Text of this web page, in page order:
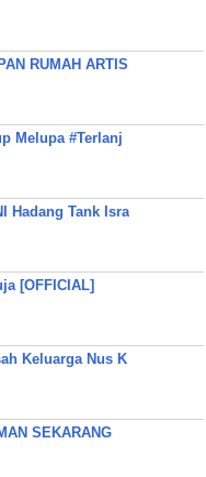
RUMAH ARTIS
Melupa #Terlanj
Hadang Tank Isra
[OFFICIAL]
Keluarga Nus K
SEKARANG